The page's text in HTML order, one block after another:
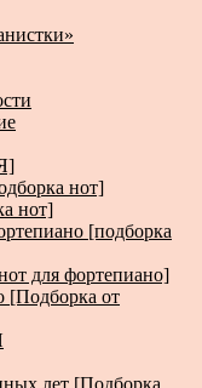
нот]
нот]
[подборка
для фортепиано]
[Подборка от
лет [Подборка